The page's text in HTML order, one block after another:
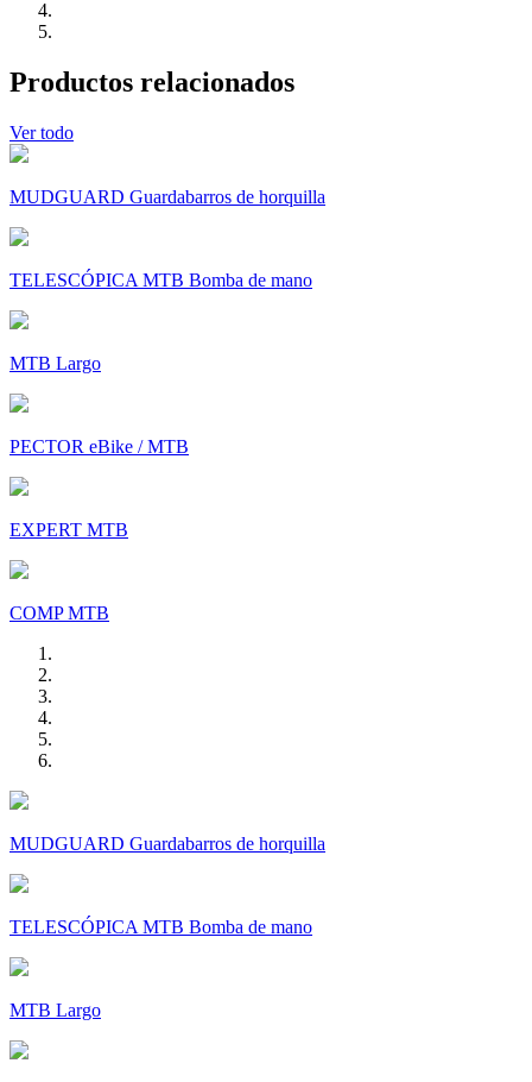
Productos relacionados
Ver todo
MUDGUARD Guardabarros de horquilla
TELESCÓPICA MTB Bomba de mano
MTB Largo
PECTOR eBike / MTB
EXPERT MTB
COMP MTB
MUDGUARD Guardabarros de horquilla
TELESCÓPICA MTB Bomba de mano
MTB Largo